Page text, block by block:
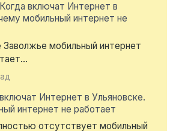
Когда включат Интернет в
мобильный интернет не
мобильный интернет
Интернет в Ульяновске.
интернет не работает
отсутствует мобильный